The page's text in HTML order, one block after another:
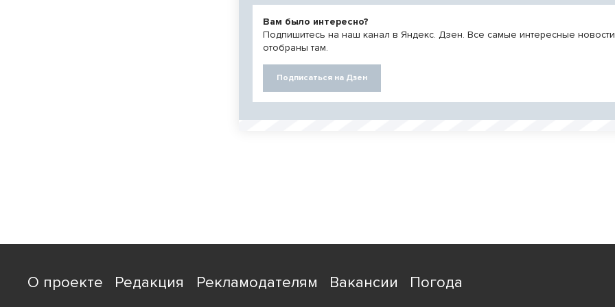
Вам было интересно?
Подпишитесь на наш канал в Яндекс. Дзен. Все самые интересные новости
отобраны там.
Подписаться на Дзен
О проекте Редакция Рекламодателям Вакансии Погода